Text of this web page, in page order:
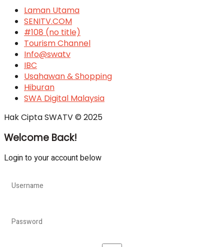
Laman Utama
SENITV.COM
#108 (no title)
Tourism Channel
Info@swatv
IBC
Usahawan & Shopping
Hiburan
SWA Digital Malaysia
Hak Cipta SWATV © 2025
Welcome Back!
Login to your account below